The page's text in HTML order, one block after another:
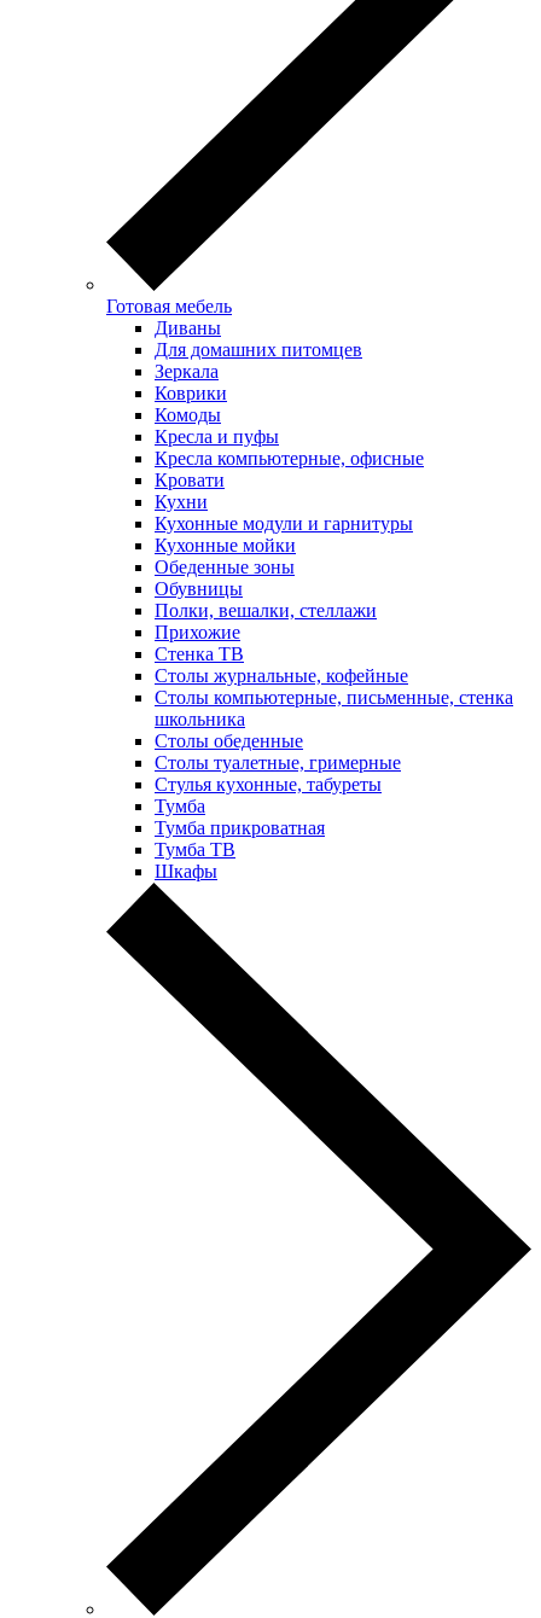
Готовая мебель
Диваны
Для домашних питомцев
Зеркала
Коврики
Комоды
Кресла и пуфы
Кресла компьютерные, офисные
Кровати
Кухни
Кухонные модули и гарнитуры
Кухонные мойки
Обеденные зоны
Обувницы
Полки, вешалки, стеллажи
Прихожие
Стенка ТВ
Столы журнальные, кофейные
Столы компьютерные, письменные, стенка
школьника
Столы обеденные
Столы туалетные, гримерные
Стулья кухонные, табуреты
Тумба
Тумба прикроватная
Тумба ТВ
Шкафы